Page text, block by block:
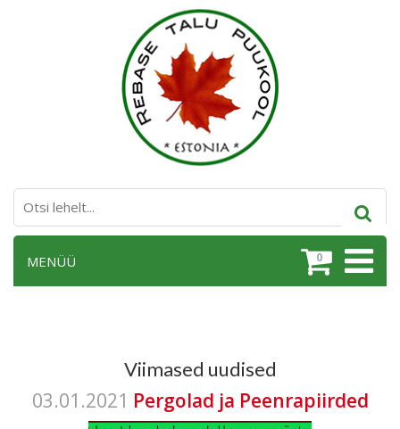
0
MENÜÜ
Viimased uudised
03.01.2021 Pergolad ja Peenrapiirded